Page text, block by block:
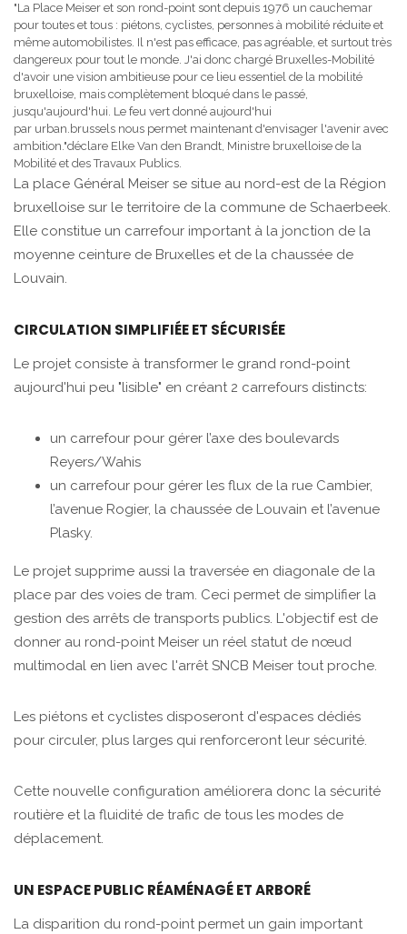
"La Place Meiser et son rond-point sont depuis 1976 un cauchemar
pour toutes et tous : piétons, cyclistes, personnes à mobilité réduite et
même automobilistes. Il n'est pas efficace, pas agréable, et surtout très
dangereux pour tout le monde. J'ai donc chargé Bruxelles-Mobilité
d'avoir une vision ambitieuse pour ce lieu essentiel de la mobilité
bruxelloise, mais complètement bloqué dans le passé,
jusqu'aujourd'hui. Le feu vert donné aujourd'hui
par urban.brussels nous permet maintenant d'envisager l'avenir avec
ambition."déclare Elke Van den Brandt, Ministre bruxelloise de la
Mobilité et des Travaux Publics.
La place Général Meiser se situe au nord-est de la Région
bruxelloise sur le territoire de la commune de Schaerbeek.
Elle constitue un carrefour important à la jonction de la
moyenne ceinture de Bruxelles et de la chaussée de
Louvain.
CIRCULATION SIMPLIFIÉE ET SÉCURISÉE
Le projet consiste à transformer le grand rond-point
aujourd'hui peu "lisible" en créant 2 carrefours distincts:
un carrefour pour gérer l’axe des boulevards
Reyers/Wahis
un carrefour pour gérer les flux de la rue Cambier,
l’avenue Rogier, la chaussée de Louvain et l’avenue
Plasky.
Le projet supprime aussi la traversée en diagonale de la
place par des voies de tram. Ceci permet de simplifier la
gestion des arrêts de transports publics. L'objectif est de
donner au rond-point Meiser un réel statut de nœud
multimodal en lien avec l'arrêt SNCB Meiser tout proche.
Les piétons et cyclistes disposeront d'espaces dédiés
pour circuler, plus larges qui renforceront leur sécurité.
Cette nouvelle configuration améliorera donc la sécurité
routière et la fluidité de trafic de tous les modes de
déplacement.
UN ESPACE PUBLIC RÉAMÉNAGÉ ET ARBORÉ
La disparition du rond-point permet un gain important